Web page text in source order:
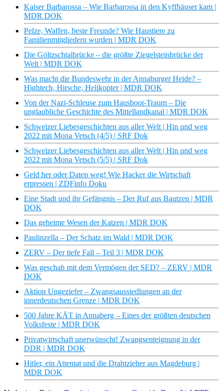
Kaiser Barbarossa – Wie Barbarossa in den Kyffhäuser kam |
MDR DOK
Pelze, Waffen, beste Freunde? Wie Haustiere zu
Familienmitgliedern wurden | MDR DOK
Die Göltzschtalbrücke – die größte Ziegelsteinbrücke der
Welt | MDR DOK
Was macht die Bundeswehr in der Annaburger Heide? –
Hightech, Hirsche, Helikopter | MDR DOK
Von der Nazi-Schleuse zum Hausboot-Traum – Die
unglaubliche Geschichte des Mittellandkanal | MDR DOK
Schweizer Liebesgeschichten aus aller Welt | Hin und weg
2022 mit Mona Vetsch (4/5) | SRF Dok
Schweizer Liebesgeschichten aus aller Welt | Hin und weg
2022 mit Mona Vetsch (5/5) | SRF Dok
Geld her oder Daten weg! Wie Hacker die Wirtschaft
erpressen | ZDFinfo Doku
Eine Stadt und ihr Gefängnis – Der Ruf aus Bautzen | MDR
DOK
Das geheime Wesen der Katzen | MDR DOK
Paulinzella – Der Schatz im Wald | MDR DOK
ZERV – Der tiefe Fall – Teil 3 | MDR DOK
Was geschah mit dem Vermögen der SED? – ZERV | MDR
DOK
Aktion Ungeziefer – Zwangsaussiedlungen an der
innerdeutschen Grenze | MDR DOK
500 Jahre KÄT in Annaberg – Eines der größten deutschen
Volksfeste | MDR DOK
Privatwirtschaft unerwünscht! Zwangsenteignung in der
DDR | MDR DOK
Hitler, ein Attentat und die Drahtzieher aus Magdeburg |
MDR DOK